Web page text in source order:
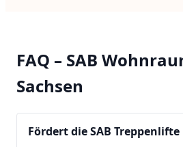
FAQ – SAB
Sachsen
Fördert die SAB Treppenlifte